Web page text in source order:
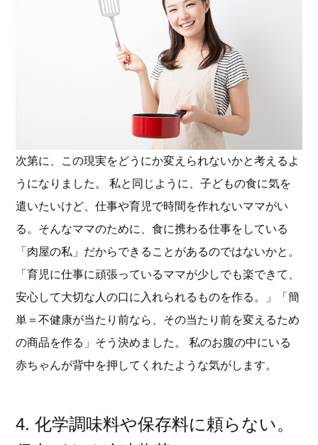
次第に、この現実をどうにか変えられないかと考えるよ
うになりました。 私と同じように、子どもの食に気を
遣いたいけど、仕事や育児で時間を作れないママがい
る。そんなママのために、食に携わる仕事をしている
「肉屋の私」だからできることがあるのではないかと。
「育児に仕事に頑張っているママが少しでも楽できて、
安心して大切な人の口に入れられるものを作る。」「簡
単＝不健康が当たり前なら、その当たり前を変えるため
の商品を作る」そう決めました。 私のお腹の中にいる
赤ちゃんが背中を押してくれたような気がします。
4. 化学調味料や保存料に頼らない。